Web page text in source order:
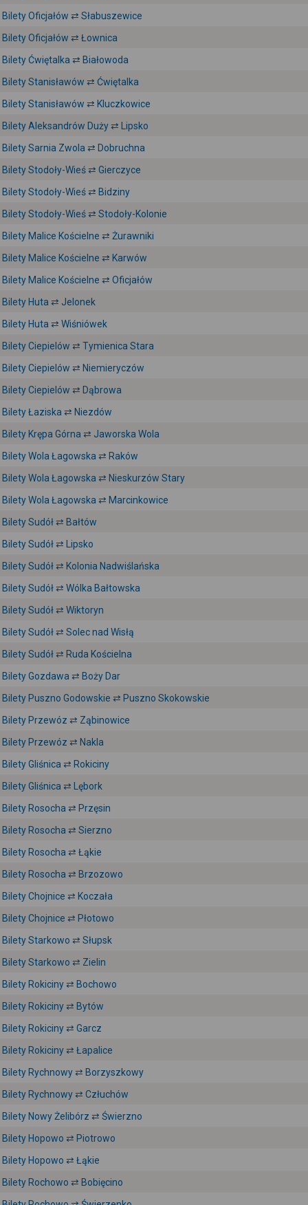
Bilety Oficjałów ⇄ Słabuszewice
Bilety Oficjałów ⇄ Łownica
Bilety Ćwiętalka ⇄ Białowoda
Bilety Stanisławów ⇄ Ćwiętalka
Bilety Stanisławów ⇄ Kluczkowice
Bilety Aleksandrów Duży ⇄ Lipsko
Bilety Sarnia Zwola ⇄ Dobruchna
Bilety Stodoły-Wieś ⇄ Gierczyce
Bilety Stodoły-Wieś ⇄ Bidziny
Bilety Stodoły-Wieś ⇄ Stodoły-Kolonie
Bilety Malice Kościelne ⇄ Żurawniki
Bilety Malice Kościelne ⇄ Karwów
Bilety Malice Kościelne ⇄ Oficjałów
Bilety Huta ⇄ Jelonek
Bilety Huta ⇄ Wiśniówek
Bilety Ciepielów ⇄ Tymienica Stara
Bilety Ciepielów ⇄ Niemieryczów
Bilety Ciepielów ⇄ Dąbrowa
Bilety Łaziska ⇄ Niezdów
Bilety Krępa Górna ⇄ Jaworska Wola
Bilety Wola Łagowska ⇄ Raków
Bilety Wola Łagowska ⇄ Nieskurzów Stary
Bilety Wola Łagowska ⇄ Marcinkowice
Bilety Sudół ⇄ Bałtów
Bilety Sudół ⇄ Lipsko
Bilety Sudół ⇄ Kolonia Nadwiślańska
Bilety Sudół ⇄ Wólka Bałtowska
Bilety Sudół ⇄ Wiktoryn
Bilety Sudół ⇄ Solec nad Wisłą
Bilety Sudół ⇄ Ruda Kościelna
Bilety Gozdawa ⇄ Boży Dar
Bilety Puszno Godowskie ⇄ Puszno Skokowskie
Bilety Przewóz ⇄ Ząbinowice
Bilety Przewóz ⇄ Nakla
Bilety Gliśnica ⇄ Rokiciny
Bilety Gliśnica ⇄ Lębork
Bilety Rosocha ⇄ Przęsin
Bilety Rosocha ⇄ Sierzno
Bilety Rosocha ⇄ Łąkie
Bilety Rosocha ⇄ Brzozowo
Bilety Chojnice ⇄ Koczała
Bilety Chojnice ⇄ Płotowo
Bilety Starkowo ⇄ Słupsk
Bilety Starkowo ⇄ Zielin
Bilety Rokiciny ⇄ Bochowo
Bilety Rokiciny ⇄ Bytów
Bilety Rokiciny ⇄ Garcz
Bilety Rokiciny ⇄ Łapalice
Bilety Rychnowy ⇄ Borzyszkowy
Bilety Rychnowy ⇄ Człuchów
Bilety Nowy Żelibórz ⇄ Świerzno
Bilety Hopowo ⇄ Piotrowo
Bilety Hopowo ⇄ Łąkie
Bilety Rochowo ⇄ Bobięcino